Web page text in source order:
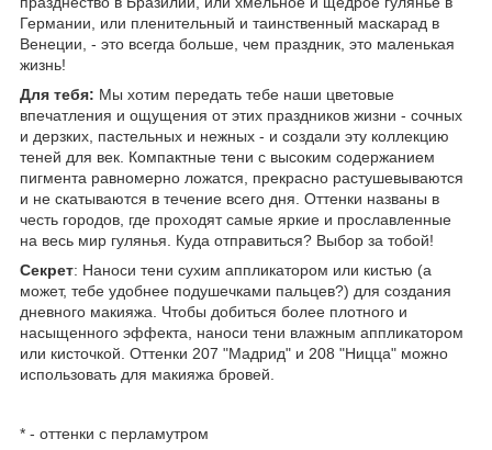
Германии, или пленительный и таинственный маскарад в
Венеции, - это всегда больше, чем праздник, это маленькая
жизнь!
Для тебя: Мы хотим передать тебе наши цветовые
впечатления и ощущения от этих праздников жизни - сочных
и дерзких, пастельных и нежных - и создали эту коллекцию
теней для век. Компактные тени с высоким содержанием
пигмента равномерно ложатся, прекрасно растушевываются
и не скатываются в течение всего дня. Оттенки названы в
честь городов, где проходят самые яркие и прославленные
на весь мир гулянья. Куда отправиться? Выбор за тобой!
Секрет: Наноси тени сухим аппликатором или кистью (а
может, тебе удобнее подушечками пальцев?) для создания
дневного макияжа. Чтобы добиться более плотного и
насыщенного эффекта, наноси тени влажным аппликатором
или кисточкой. Оттенки 207 "Мадрид" и 208 "Ницца" можно
использовать для макияжа бровей.
* - оттенки с перламутром